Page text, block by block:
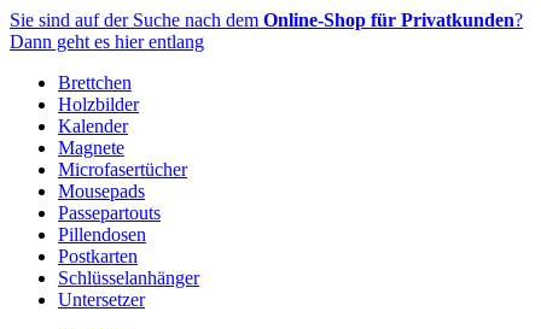
Zum
Inhalt
Sie sind auf der Suche nach dem Online-Shop für Privatkunden?
Dann geht es hier entlang
Brettchen
Holzbilder
Kalender
Magnete
Microfasertücher
Mousepads
Passepartouts
Pillendosen
Postkarten
Schlüsselanhänger
Untersetzer